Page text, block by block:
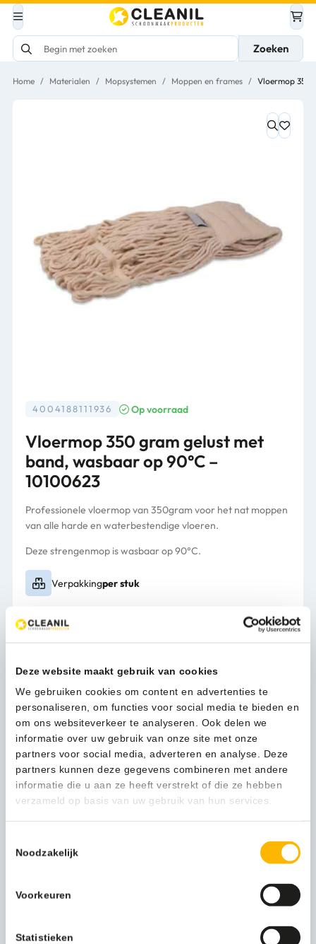
Deze website maakt gebruik van cookies
We gebruiken cookies om content en advertenties te
personaliseren, om functies voor social media te bieden en
om ons websiteverkeer te analyseren. Ook delen we
informatie over uw gebruik van onze site met onze
partners voor social media, adverteren en analyse. Deze
partners kunnen deze gegevens combineren met andere
informatie die u aan ze heeft verstrekt of die ze hebben
verzameld op basis van uw gebruik van hun services.
Noodzakelijk
Voorkeuren
Statistieken
Zoeken
Home / Materialen / Mopsystemen / Moppen en frames / Vloermop 350
4004188111936 Op voorraad
Vloermop 350 gram gelust met
band, wasbaar op 90°C –
10100623
Professionele vloermop van 350gram voor het nat moppen
van alle harde en waterbestendige vloeren.
Deze strengenmop is wasbaar op 90°C.
Verpakkingper stuk
6,23(7,54 Incl. btw)
Vloermop
gram
gelust
met
band,
wasbaar
op
90°C
-
10100623
1-3 werkdagen
Kan ik u helpen?
Neem contact op
Beschrijving
Meer productinformatie